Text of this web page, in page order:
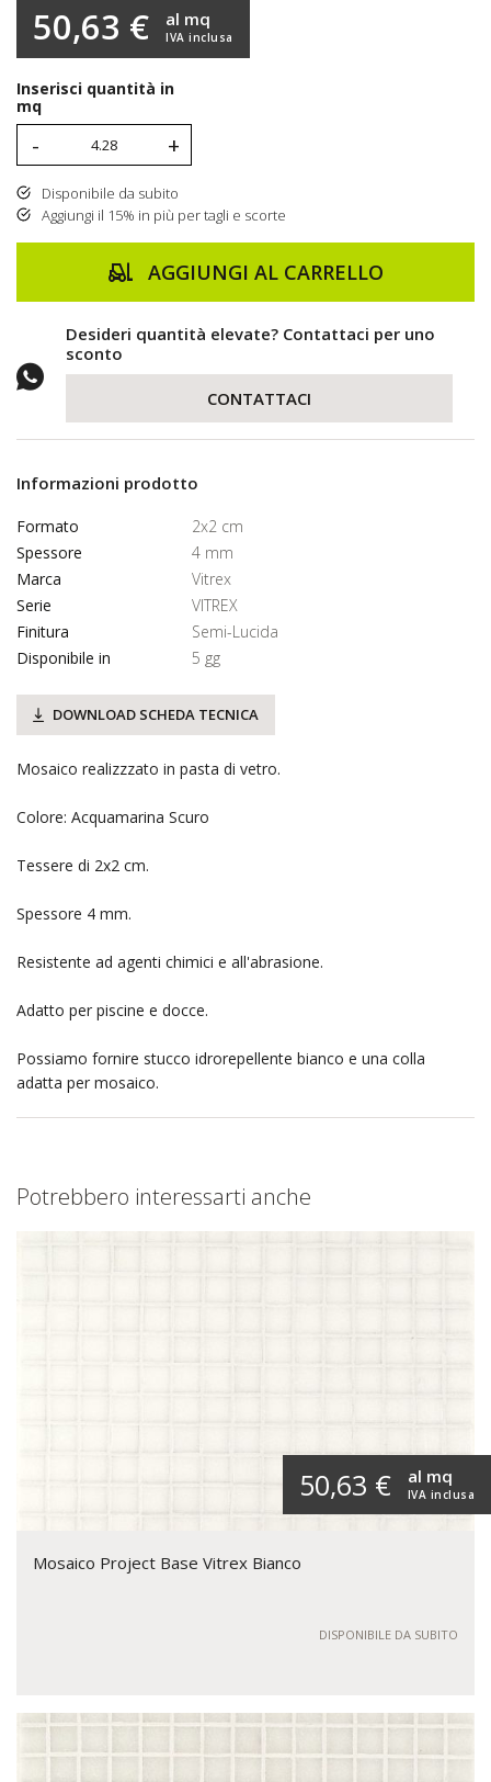
50,63 € IVA inclusa
al mq
Inserisci quantità in
mq
- +
Disponibile da subito
Aggiungi il 15% in più per tagli e scorte
AGGIUNGI AL CARRELLO
Desideri quantità elevate? Contattaci per uno
sconto
CONTATTACI
Informazioni prodotto
Formato
2x2 cm
Spessore
4 mm
Marca
Vitrex
Serie
VITREX
Finitura
Semi-Lucida
Disponibile in
5 gg
DOWNLOAD SCHEDA TECNICA
Mosaico realizzzato in pasta di vetro.
Colore: Acquamarina Scuro
Tessere di 2x2 cm.
Spessore 4 mm.
Resistente ad agenti chimici e all'abrasione.
Adatto per piscine e docce.
Possiamo fornire stucco idrorepellente bianco e una colla
adatta per mosaico.
Potrebbero interessarti anche
50,63 € IVA inclusa
al mq
Mosaico Project Base Vitrex Bianco
DISPONIBILE DA SUBITO